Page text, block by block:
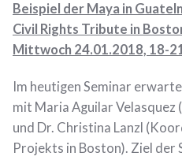
Beispiel der Maya in
Civil Rights Tribute in
Mittwoch 24.01.2018, 18-
Im heutigen Seminar
mit Maria Aguilar
und Dr. Christina Lanzl
Projekts in Boston). Ziel der